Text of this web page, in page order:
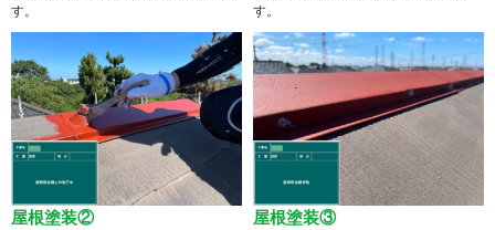
す。
す。
屋根塗装② 屋根塗装③